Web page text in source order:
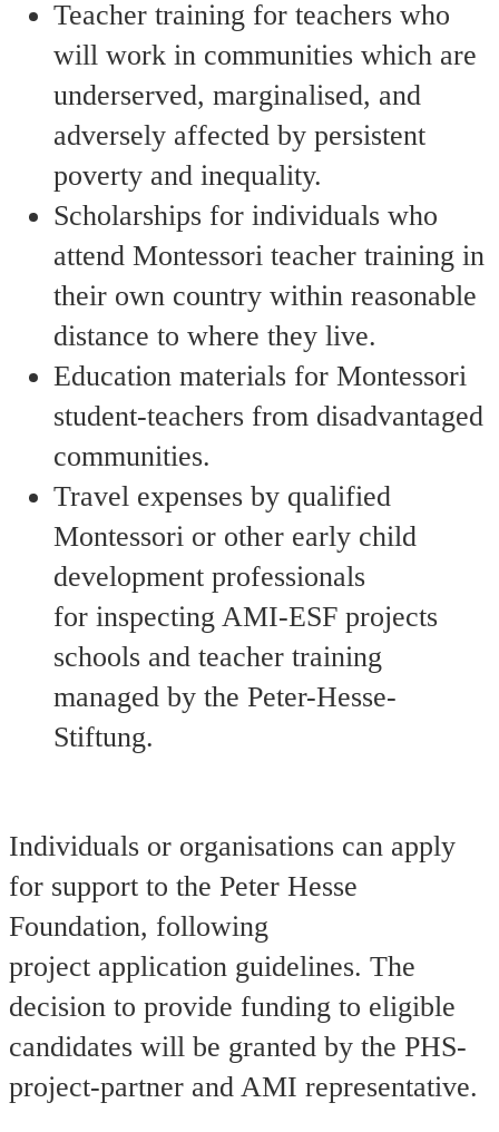
Teacher training for teachers who
will work in communities which are
underserved, marginalised, and
adversely affected by persistent
poverty and inequality.
Scholarships for individuals who
attend Montessori teacher training in
their own country within reasonable
distance to where they live.
Education materials for Montessori
student-teachers from disadvantaged
communities.
Travel expenses by qualified
Montessori or other early child
development professionals
for inspecting AMI-ESF projects
schools and teacher training
managed by the Peter-Hesse-
Stiftung.
Individuals or organisations can apply
for support to the Peter Hesse
Foundation, following
project application guidelines. The
decision to provide funding to eligible
candidates will be granted by the PHS-
project-partner and AMI representative.